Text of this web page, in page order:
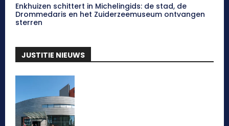
Enkhuizen schittert in Michelingids: de stad, de
Drommedaris en het Zuiderzeemuseum ontvangen
sterren
JUSTITIE NIEUWS